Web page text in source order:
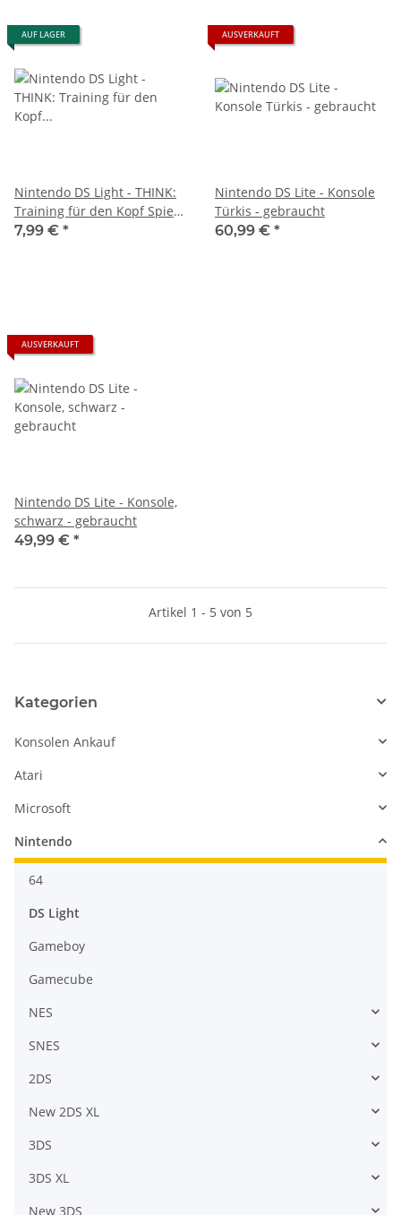
AUF LAGER
Nintendo DS Light - THINK:
Training für den Kopf Spiel -
gebraucht
7,99 € *
AUSVERKAUFT
Nintendo DS Lite - Konsole
Türkis - gebraucht
60,99 € *
AUSVERKAUFT
Nintendo DS Lite - Konsole,
schwarz - gebraucht
49,99 € *
Artikel 1 - 5 von 5
Kategorien
Konsolen Ankauf
Atari
Microsoft
Nintendo
64
DS Light
Gameboy
Gamecube
NES
SNES
2DS
New 2DS XL
3DS
3DS XL
New 3DS